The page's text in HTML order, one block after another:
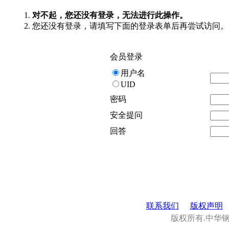
对不起，您还没有登录，无法进行此操作。
您还没有登录，请填写下面的登录表单后再尝试访问。
会员登录
用户名
UID
密码
安全提问
回答
联系我们
版权声明
版权所有.中华